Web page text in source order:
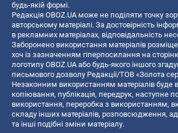
будь-якій формі.
Редакція OBOZ.UA може не поділяти точку
авторському матеріалі. За достовірність
в рекламних матеріалах, відповідальність
Заборонено використання матеріалів
хоч із зазначенням гіперпосилання на
логотипу OBOZ.UA або будь-якого іншого
письмового дозволу Редакції/ТОВ «Золота
Незаконним використанням матеріалів буде
копiювання, публiкацiя, передрук, наступне
використання, переробка з використанням,
складу інших матеріалів, розповсюдження,
та інші подібні зміни матеріалу.